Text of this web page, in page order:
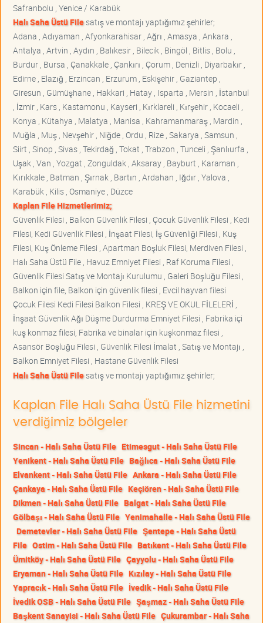
Safranbolu , Yenice / Karabük
Halı Saha Üstü Filesatış ve montajı yaptığımız şehirler;
Adana , Adıyaman , Afyonkarahisar , Ağrı , Amasya , Ankara ,
Antalya , Artvin , Aydın , Balıkesir , Bilecik , Bingöl , Bitlis , Bolu ,
Burdur , Bursa , Çanakkale , Çankırı , Çorum , Denizli , Diyarbakır ,
Edirne , Elazığ , Erzincan , Erzurum , Eskişehir , Gaziantep ,
Giresun , Gümüşhane , Hakkari , Hatay , Isparta , Mersin , İstanbul
, İzmir , Kars , Kastamonu , Kayseri , Kırklareli , Kırşehir , Kocaeli ,
Konya , Kütahya , Malatya , Manisa , Kahramanmaraş , Mardin ,
Muğla , Muş , Nevşehir , Niğde , Ordu , Rize , Sakarya , Samsun ,
Siirt , Sinop , Sivas , Tekirdağ , Tokat , Trabzon , Tunceli , Şanlıurfa ,
Uşak , Van , Yozgat , Zonguldak , Aksaray , Bayburt , Karaman ,
Kırıkkale , Batman , Şırnak , Bartın , Ardahan , Iğdır , Yalova ,
Karabük , Kilis , Osmaniye , Düzce
Kaplan File Hizmetlerimiz;
Güvenlik Filesi , Balkon Güvenlik Filesi , Çocuk Güvenlik Filesi , Kedi
Filesi, Kedi Güvenlik Filesi , İnşaat Filesi, İş Güvenliği Filesi , Kuş
Filesi, Kuş Önleme Filesi , Apartman Boşluk Filesi, Merdiven Filesi ,
Halı Saha Üstü File , Havuz Emniyet Filesi , Raf Koruma Filesi ,
Güvenlik Filesi Satış ve Montajı Kurulumu , Galeri Boşluğu Filesi ,
Balkon için file, Balkon için güvenlik filesi , Evcil hayvan filesi
Çocuk Filesi Kedi Filesi Balkon Filesi , KREŞ VE OKUL FİLELERİ ,
İnşaat Güvenlik Ağı Düşme Durdurma Emniyet Filesi , Fabrika içi
kuş konmaz filesi, Fabrika ve binalar için kuşkonmaz filesi ,
Asansör Boşluğu Filesi , Güvenlik Filesi İmalat , Satış ve Montajı ,
Balkon Emniyet Filesi , Hastane Güvenlik Filesi
Halı Saha Üstü Filesatış ve montajı yaptığımız şehirler;
Kaplan File Halı Saha Üstü File hizmetini
verdiğimiz bölgeler
Sincan - Halı Saha Üstü File Etimesgut - Halı Saha Üstü File
Yenikent - Halı Saha Üstü File Bağlıca - Halı Saha Üstü File
Elvankent - Halı Saha Üstü File Ankara - Halı Saha Üstü File
Çankaya - Halı Saha Üstü File Keçiören - Halı Saha Üstü File
Dikmen - Halı Saha Üstü File Balgat - Halı Saha Üstü File
Gölbaşı - Halı Saha Üstü File Yenimahalle - Halı Saha Üstü File
Demetevler - Halı Saha Üstü File Şentepe - Halı Saha Üstü
File Ostim - Halı Saha Üstü File Batıkent - Halı Saha Üstü File
Ümitköy - Halı Saha Üstü File Çayyolu - Halı Saha Üstü File
Eryaman - Halı Saha Üstü File Kızılay - Halı Saha Üstü File
Yapracık - Halı Saha Üstü File İvedik - Halı Saha Üstü File
İvedik OSB - Halı Saha Üstü File Şaşmaz - Halı Saha Üstü File
Başkent Sanayisi - Halı Saha Üstü File Çukurambar - Halı Saha